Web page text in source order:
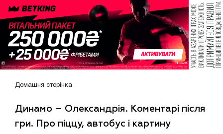
Домашня сторінка
Динамо – Олександрія. Коментарі після
гри. Про піццу, автобус і картину